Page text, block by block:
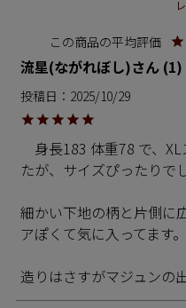
流星(ながれぼし) 1
投稿日 2025/10/29
身長183 体重78 で、
たが、サイズぴったりで
細かい下地の柄と片側に
アぽくて気に入ってます。